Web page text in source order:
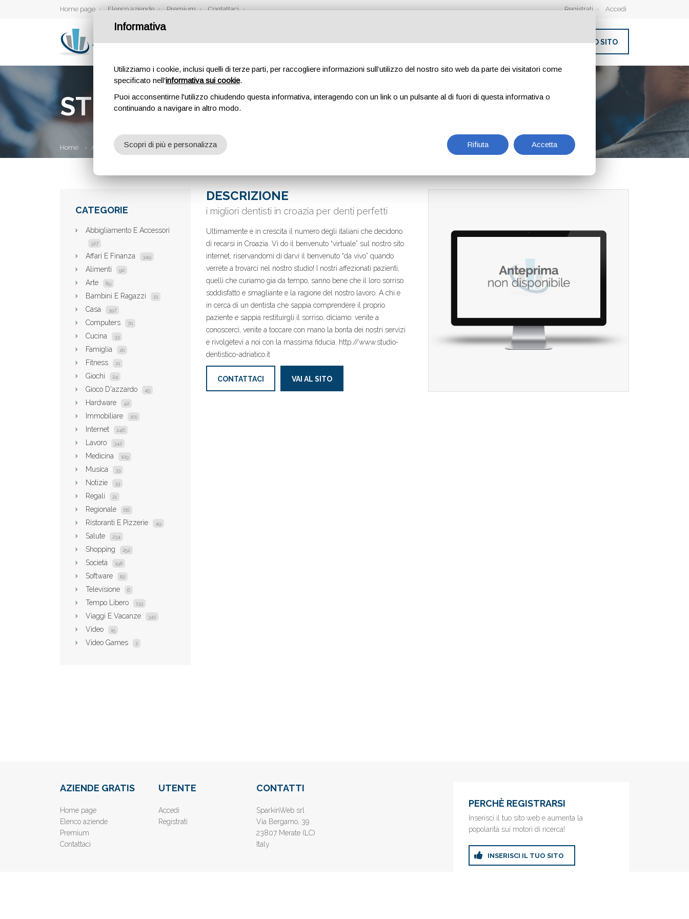
Home page Elenco aziende Premium Contattaci Registrati Accedi
INSERISCI IL TUO SITO
STUDIO DENTISTICO ADRIATICO
Home Aziende Studio dentistico Adriatico
CATEGORIE
Abbigliamento E Accessori
327
Affari E Finanza 349
Alimenti 90
Arte 89
Bambini E Ragazzi 21
Casa 397
Computers 70
Cucina 33
Famiglia 20
Fitness 21
Giochi 24
Gioco D'azzardo 45
Hardware 42
Immobiliare 101
Internet 246
Lavoro 342
Medicina 109
Musica 33
Notizie 33
Regali 21
Regionale 66
Ristoranti E Pizzerie 49
Salute 234
Shopping 252
Società 198
Software 82
Televisione 6
Tempo Libero 133
Viaggi E Vacanze 341
Video 15
Video Games 2
DESCRIZIONE
i migliori dentisti in croazia per denti perfetti
Ultimamente e in crescita il numero degli italiani che decidono
di recarsi in Croazia. Vi do il benvenuto “virtuale” sul nostro sito
internet, riservandomi di darvi il benvenuto “da vivo” quando
verrete a trovarci nel nostro studio! I nostri affezionati pazienti,
quelli che curiamo gia da tempo, sanno bene che il loro sorriso
soddisfatto e smagliante e la ragione del nostro lavoro. A chi e
in cerca di un dentista che sappia comprendere il proprio
paziente e sappia restituirgli il sorriso, diciamo: venite a
conoscerci, venite a toccare con mano la bonta dei nostri servizi
e rivolgetevi a noi con la massima fiducia. http://www.studio-
dentistico-adriatico.it
CONTATTACI VAI AL SITO
AZIENDE GRATIS
Home page
Elenco aziende
Premium
Contattaci
UTENTE
Accedi
Registrati
CONTATTI
SparkinWeb srl
Via Bergamo, 39
23807 Merate (LC)
Italy
PERCHÈ REGISTRARSI
Inserisci il tuo sito web e aumenta la
popolarità sui motori di ricerca!
INSERISCI IL TUO SITO
Informativa
Utilizziamo i cookie, inclusi quelli di terze parti, per raccogliere informazioni sull’utilizzo del nostro sito web da parte dei visitatori come
specificato nell'informativa sui cookie.
Puoi acconsentirne l'utilizzo chiudendo questa informativa, interagendo con un link o un pulsante al di fuori di questa informativa o
continuando a navigare in altro modo.
Rifiuta Accetta
Scopri di più e personalizza